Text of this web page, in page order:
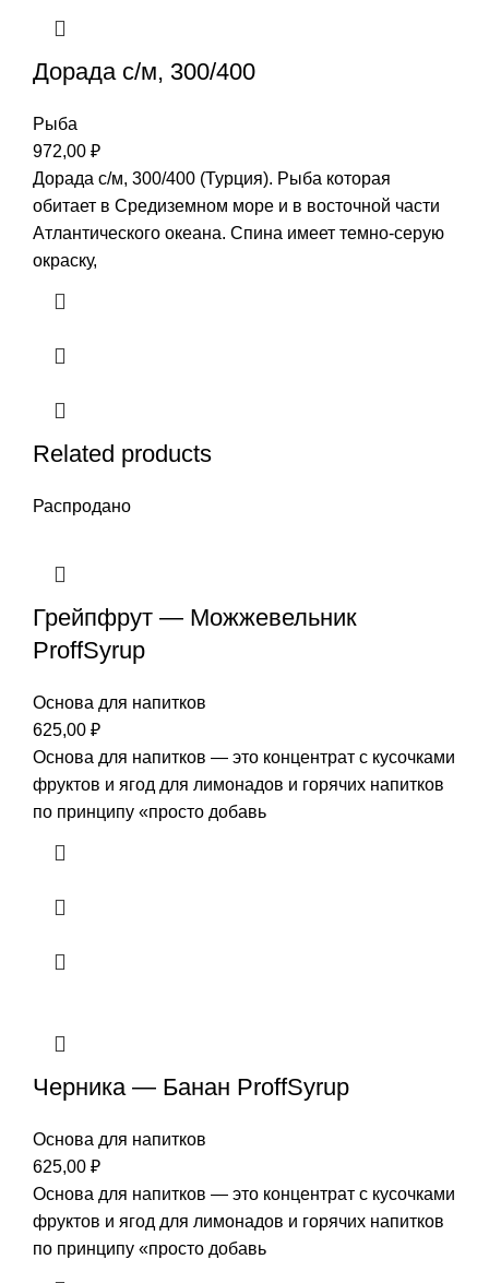
Дорада с/м, 300/400
Рыба
972,00 ₽
Дорада с/м, 300/400 (Турция). Рыба которая
обитает в Средиземном море и в восточной части
Атлантического океана. Спина имеет темно-серую
окраску,
Related products
Распродано
Грейпфрут — Можжевельник
ProffSyrup
Основа для напитков
625,00 ₽
Основа для напитков — это концентрат с кусочками
фруктов и ягод для лимонадов и горячих напитков
по принципу «просто добавь
Черника — Банан ProffSyrup
Основа для напитков
625,00 ₽
Основа для напитков — это концентрат с кусочками
фруктов и ягод для лимонадов и горячих напитков
по принципу «просто добавь